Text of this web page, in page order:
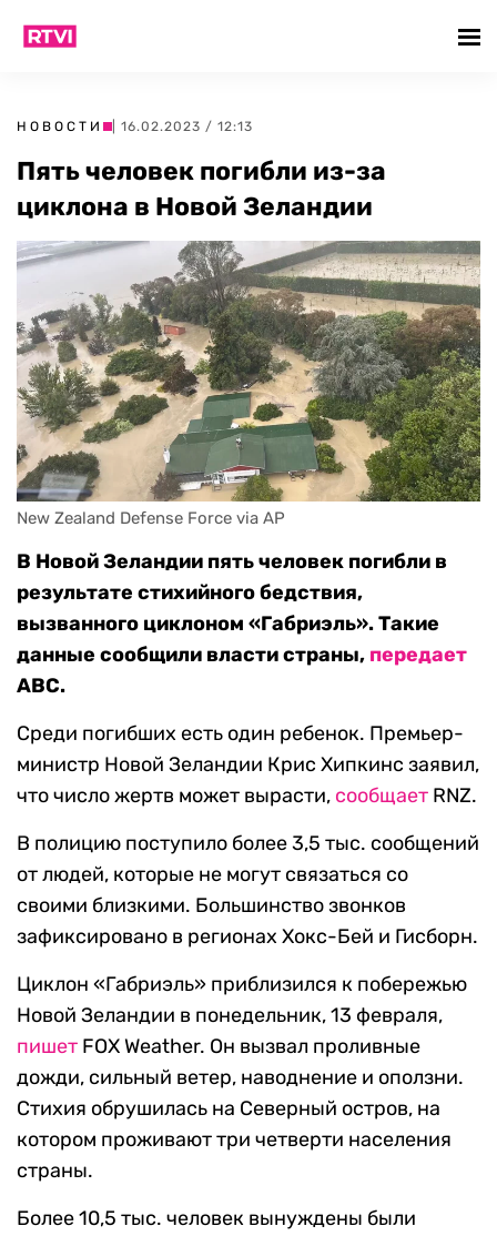
НОВОСТИ | 16.02.2023 / 12:13
Пять человек погибли из-за
циклона в Новой Зеландии
New Zealand Defense Force via AP
В Новой Зеландии пять человек погибли в
результате стихийного бедствия,
вызванного циклоном «Габриэль». Такие
данные сообщили власти страны, передает
ABC.
Среди погибших есть один ребенок. Премьер-
министр Новой Зеландии Крис Хипкинс заявил,
что число жертв может вырасти, сообщает RNZ.
В полицию поступило более 3,5 тыс. сообщений
от людей, которые не могут связаться со
своими близкими. Большинство звонков
зафиксировано в регионах Хокс-Бей и Гисборн.
Циклон «Габриэль» приблизился к побережью
Новой Зеландии в понедельник, 13 февраля,
пишет FOX Weather. Он вызвал проливные
дожди, сильный ветер, наводнение и оползни.
Стихия обрушилась на Северный остров, на
котором проживают три четверти населения
страны.
Более 10,5 тыс. человек вынуждены были